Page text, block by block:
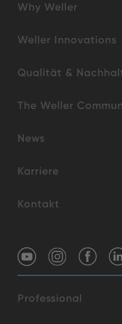
Why Weller
Weller Innovations
Qualität &
The Weller
News
Karriere
Kontakt
Professional